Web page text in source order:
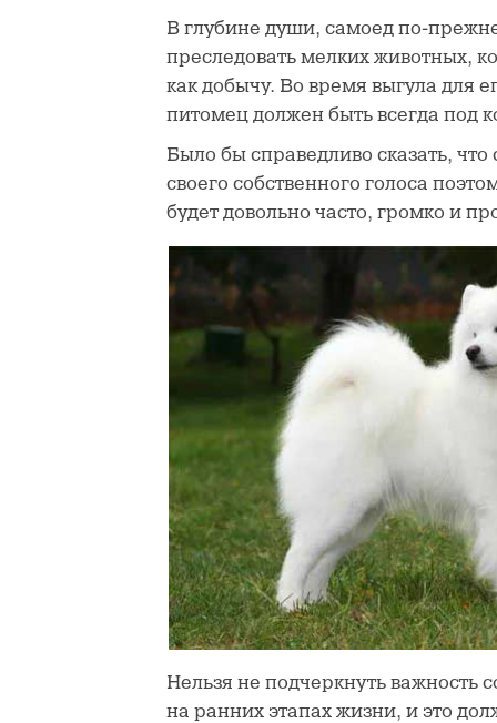
В глубине души, самоед по-
преследовать мелких животных,
как добычу. Во время выгула для
питомец должен быть всегда под
Было бы справедливо сказать,
своего собственного голоса
будет довольно часто, громко и
Нельзя не подчеркнуть важность
на ранних этапах жизни, и это